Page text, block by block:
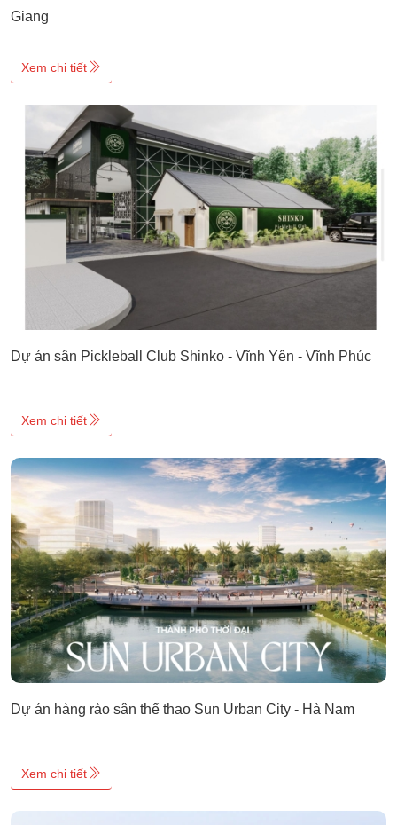
Giang
Xem chi tiết
Dự án sân Pickleball Club Shinko - Vĩnh Yên - Vĩnh Phúc
Xem chi tiết
Dự án hàng rào sân thể thao Sun Urban City - Hà Nam
Xem chi tiết